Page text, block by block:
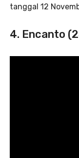
tanggal 12
4. Encanto